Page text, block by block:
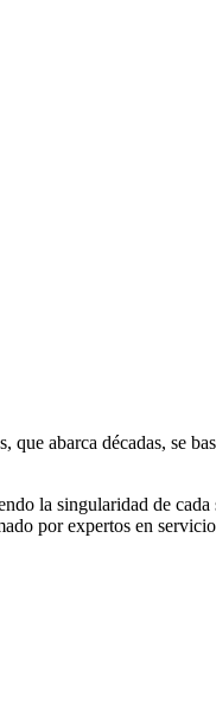
abarca décadas, se
la singularidad de
por expertos en